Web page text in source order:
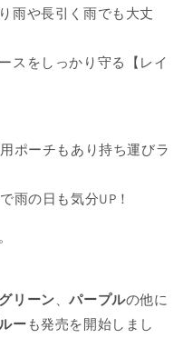
雨や長引く雨でも大丈
スをしっかり守る【レイ
ポーチもあり持ち運びラ
雨の日も気分UP！
グリーン 、パープルの他に
ー も発売を開始しまし